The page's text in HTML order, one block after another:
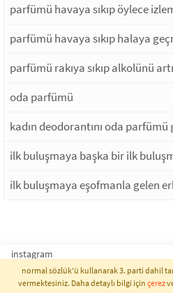
parfümü havaya sıkıp öylece
parfümü havaya sıkıp halaya
parfümü rakıya sıkıp alkolünü
oda parfümü
kadın deodorantını oda
ilk buluşmaya başka bir ilk
ilk buluşmaya eşofmanla gelen
instagram
normal sözlük'ü kullanarak 3. parti dahil
vermektesiniz. Daha detaylı bilgi için çerez